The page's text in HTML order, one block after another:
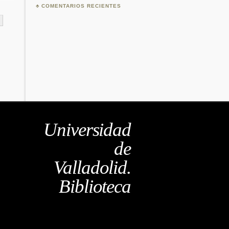
COMENTARIOS RECIENTES
Universidad
de
Valladolid.
Biblioteca